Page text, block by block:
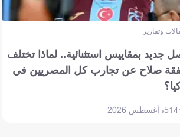
وتقارير
جديد بمقاييس استثنائية.. لماذا تختلف
صلاح عن تجارب كل المصريين في
5 أغسطس 2026